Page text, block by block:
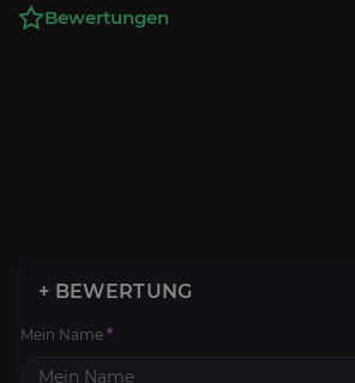
Bewertungen
+ BEWERTUNG
Mein Name *